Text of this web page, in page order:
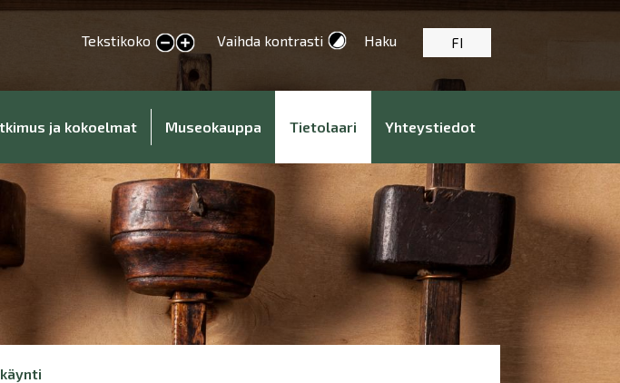
Tekstikoko
Pienennä tekstikokoa
Suurenna tekstikokoa Vaihda kontrasti Haku FI
ja kokoelmat Museokauppa Tietolaari Yhteystiedot